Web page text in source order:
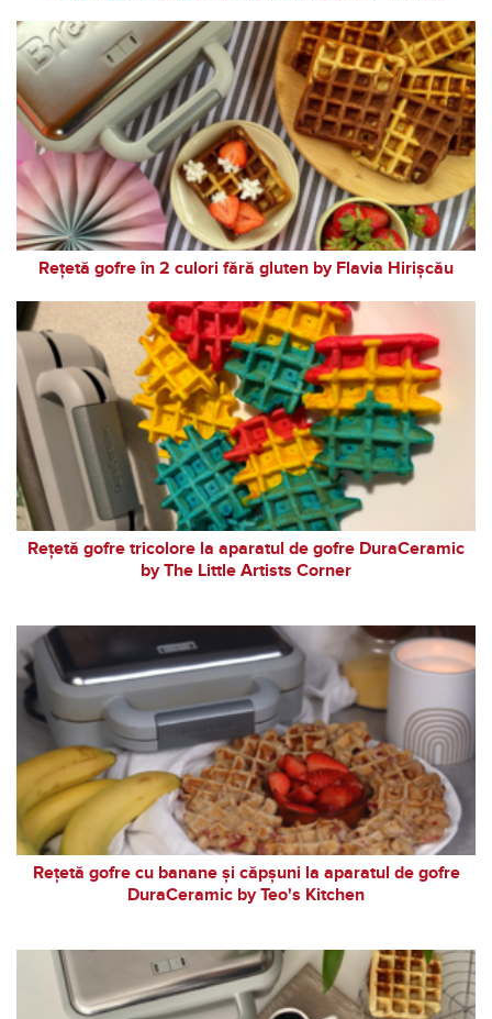
Rețetă gofre în 2 culori fără gluten by Flavia Hirișcău
Rețetă gofre tricolore la aparatul de gofre DuraCeramic
by The Little Artists Corner
Rețetă gofre cu banane și căpșuni la aparatul de gofre
DuraCeramic by Teo's Kitchen